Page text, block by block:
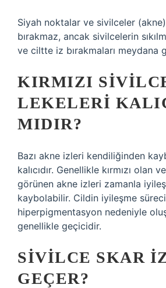
Siyah noktalar ve sivilceler
bırakmaz, ancak sivilcelerin
ve ciltte iz bırakmaları meydana
KIRMIZI
LEKELERI
MIDIR?
Bazı akne izleri kendiliğinden
kalıcıdır. Genellikle kırmızı olan
görünen akne izleri zamanla
kaybolabilir. Cildin iyileşme
hiperpigmentasyon nedeniyle
genellikle geçicidir.
SIVILCE SKAR
GEÇER?